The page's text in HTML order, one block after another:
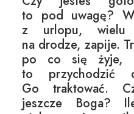
to pod uwagę?
z urlopu,
na drodze, zapije.
po co się żyje,
to
Go traktować.
jeszcze Boga?